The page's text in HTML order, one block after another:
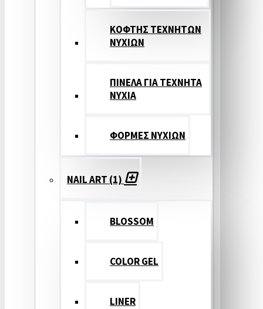
ΚΟΦΤΗΣ ΤΕΧΝΗΤΩΝ
ΝΥΧΙΩΝ
ΠΙΝΕΛΑ ΓΙΑ ΤΕΧΝΗΤΑ
ΝΥΧΙΑ
ΦΟΡΜΕΣ ΝΥΧΙΩΝ
NAIL ART (1)
BLOSSOM
COLOR GEL
LINER